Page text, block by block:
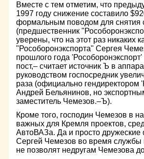
Вместе с тем отметим, что
1997 году снижение составило
формальным поводом для снятия
(предшественник
уверены, что на этот раз
"Рособоронэкспорта" Сергея
прошлого года
пост,– считает источник Ъ в
руководством госпосредник
раза (официально гендиректором
Андрей Бельянинов, но
заместитель Чемезов.–Ъ).
Кроме того, господин Чемезов в
важных для Кремля проектов,
АвтоВАЗа. Да и просто
Сергей Чемезов во время службы
не позволят недругам Чемезова